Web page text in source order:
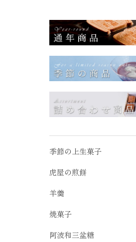
季節の上生菓子
虎屋の煎餅
羊羹
焼菓子
阿波和三盆糖